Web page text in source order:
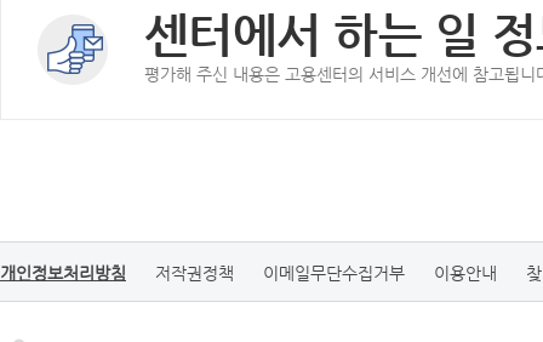
센터에서 하는 일
평가해 주신 내용은 고용센터의 서비스 개선에 참고됩니
개인정보처리방침 저작권정책 이메일무단수집거부 이용안내